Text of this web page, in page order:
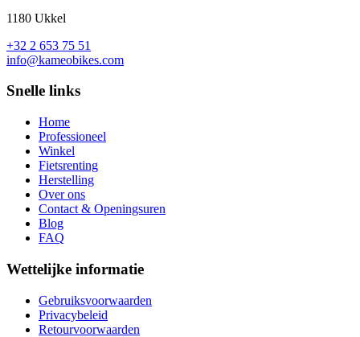
1180 Ukkel
+32 2 653 75 51
info@kameobikes.com
Snelle links
Home
Professioneel
Winkel
Fietsrenting
Herstelling
Over ons
Contact & Openingsuren
Blog
FAQ
Wettelijke informatie
Gebruiksvoorwaarden
Privacybeleid
Retourvoorwaarden